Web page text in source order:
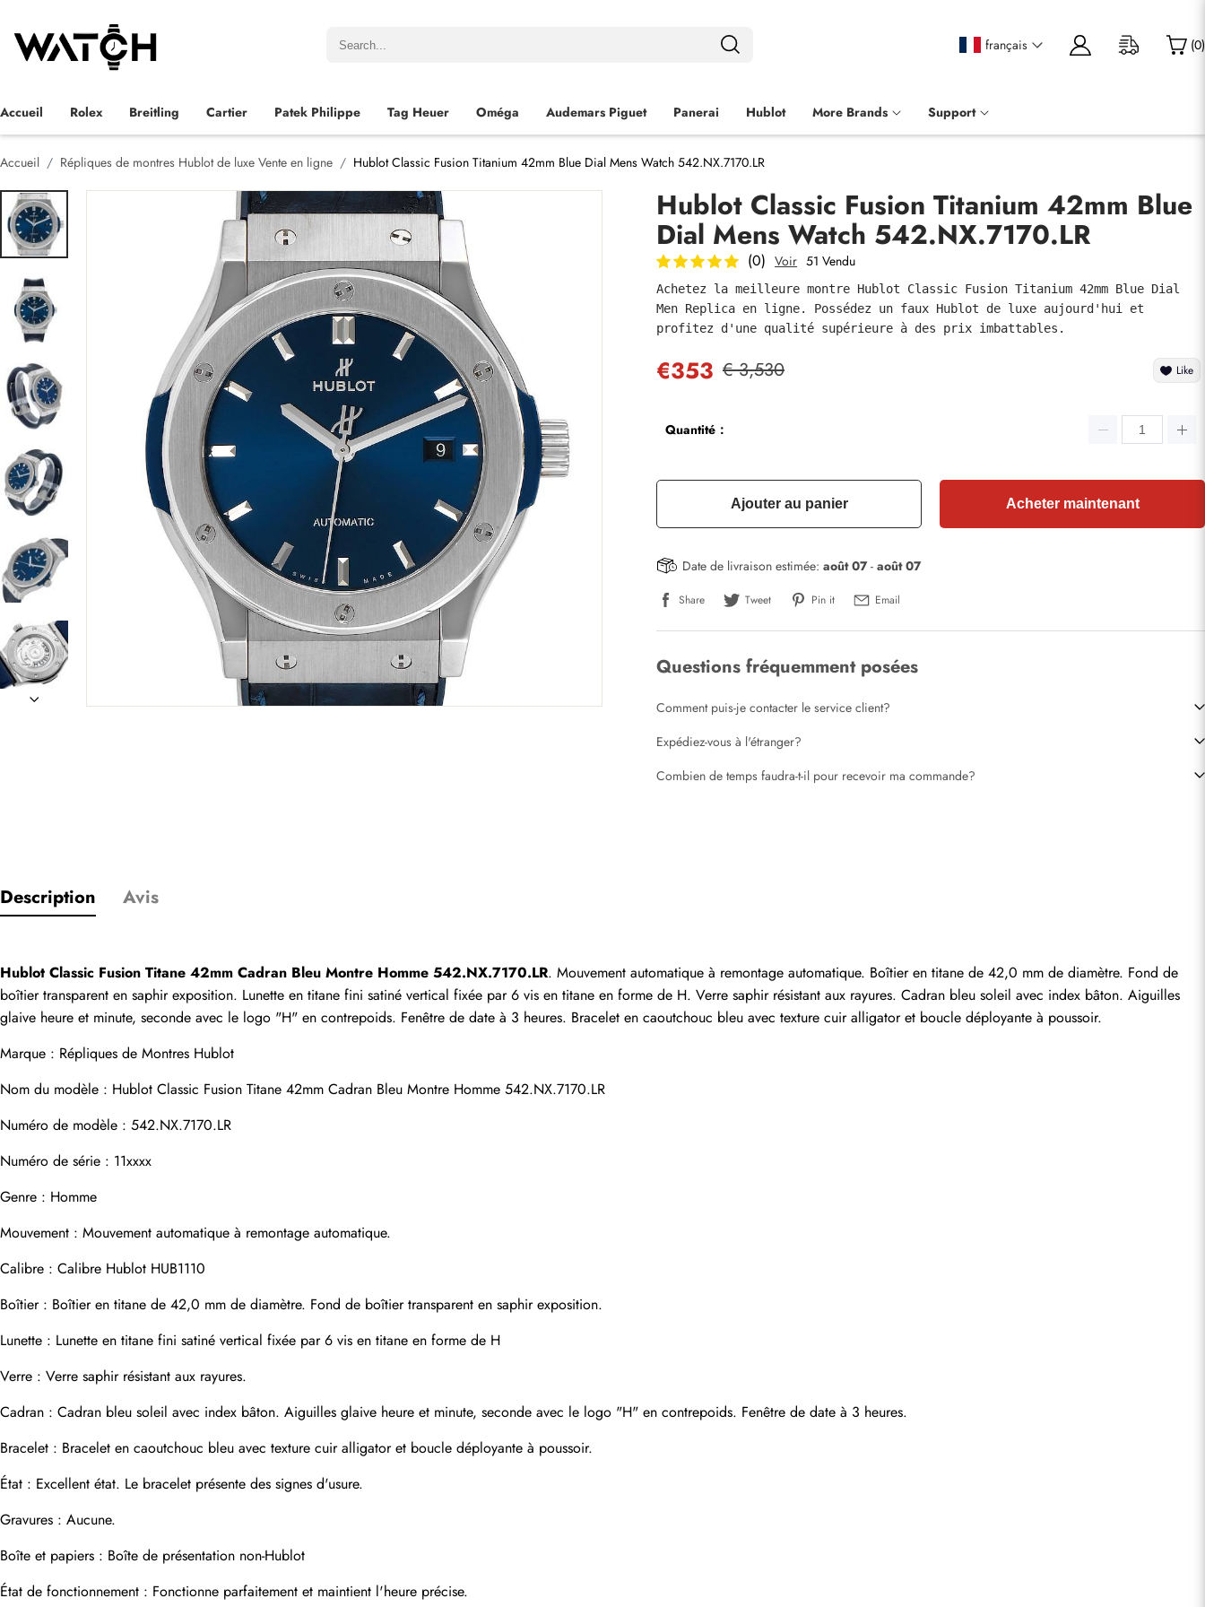
français (0)
Accueil Rolex Breitling Cartier Patek Philippe Tag Heuer Oméga Audemars Piguet Panerai Hublot More Brands Support
Accueil Répliques de montres Hublot de luxe Vente en ligne Hublot Classic Fusion Titanium 42mm Blue Dial Mens Watch 542.NX.7170.LR
Hublot Classic Fusion Titanium 42mm Blue
Dial Mens Watch 542.NX.7170.LR
(0) Voir 51 Vendu
Achetez la meilleure montre Hublot Classic Fusion Titanium 42mm Blue Dial
Men Replica en ligne. Possédez un faux Hublot de luxe aujourd'hui et
profitez d'une qualité supérieure à des prix imbattables.
€353 € 3,530 Like
Quantité：
Ajouter au panier Acheter maintenant
Date de livraison estimée: août 07- août 07
Share Tweet Pin it Email
Questions fréquemment posées
Comment puis-je contacter le service client?
Expédiez-vous à l'étranger?
Combien de temps faudra-t-il pour recevoir ma commande?
Description Avis
Hublot Classic Fusion Titane 42mm Cadran Bleu Montre Homme 542.NX.7170.LR. Mouvement automatique à remontage automatique. Boîtier en titane de 42,0 mm de diamètre. Fond de
boîtier transparent en saphir exposition. Lunette en titane fini satiné vertical fixée par 6 vis en titane en forme de H. Verre saphir résistant aux rayures. Cadran bleu soleil avec index bâton. Aiguilles
glaive heure et minute, seconde avec le logo "H" en contrepoids. Fenêtre de date à 3 heures. Bracelet en caoutchouc bleu avec texture cuir alligator et boucle déployante à poussoir.
Marque : Répliques de Montres Hublot
Nom du modèle : Hublot Classic Fusion Titane 42mm Cadran Bleu Montre Homme 542.NX.7170.LR
Numéro de modèle : 542.NX.7170.LR
Numéro de série : 11xxxx
Genre : Homme
Mouvement : Mouvement automatique à remontage automatique.
Calibre : Calibre Hublot HUB1110
Boîtier : Boîtier en titane de 42,0 mm de diamètre. Fond de boîtier transparent en saphir exposition.
Lunette : Lunette en titane fini satiné vertical fixée par 6 vis en titane en forme de H
Verre : Verre saphir résistant aux rayures.
Cadran : Cadran bleu soleil avec index bâton. Aiguilles glaive heure et minute, seconde avec le logo "H" en contrepoids. Fenêtre de date à 3 heures.
Bracelet : Bracelet en caoutchouc bleu avec texture cuir alligator et boucle déployante à poussoir.
État : Excellent état. Le bracelet présente des signes d'usure.
Gravures : Aucune.
Boîte et papiers : Boîte de présentation non-Hublot
État de fonctionnement : Fonctionne parfaitement et maintient l'heure précise.
Email
commentaires
Photos
Téléphone
Message